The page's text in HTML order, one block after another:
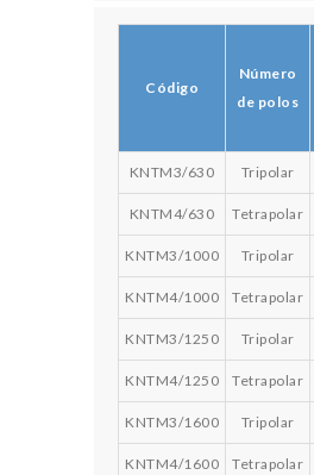
Código
Número
de polos
KNTM3/630 Tripolar
KNTM4/630 Tetrapolar
KNTM3/1000 Tripolar
KNTM4/1000 Tetrapolar
KNTM3/1250 Tripolar
KNTM4/1250 Tetrapolar
KNTM3/1600 Tripolar
KNTM4/1600 Tetrapolar